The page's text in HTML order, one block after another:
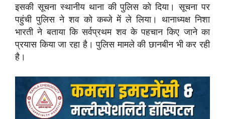
इसकी सूचना स्थानीय थाना की पुलिस को दिया। सूचना पर
पहुंची पुलिस ने शव को कब्जे में ले लिया। थानाध्यक्ष निशा
भारती ने बताया कि सर्वप्रथम शव के पहचान किए जाने का
प्रयास किया जा रहा है। पुलिस मामले की छानबीन भी कर रही
है।